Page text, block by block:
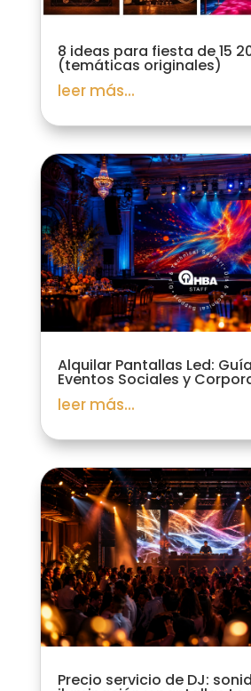
8 ideas para fiesta de 15
(temáticas originales)
leer más...
Alquilar Pantallas Led:
Eventos Sociales y
leer más...
Precio servicio de DJ: